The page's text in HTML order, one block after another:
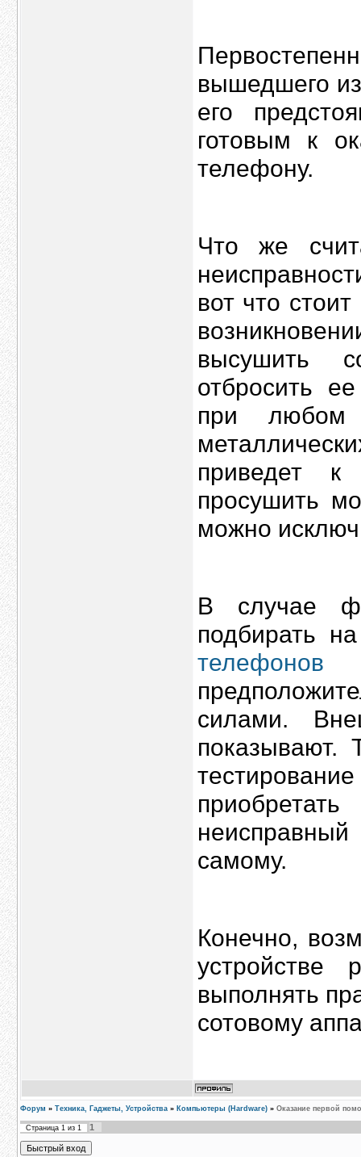
вышедшего
его
готовым к
телефону.
Что же
вот что
высушить
отбросить
при любом
приведет
просушить
можно
В случае
подбирать
телефонов
силами.
показывают.
самому.
Конечно,
устройстве
выполнять
сотовому
Форум » Техника, Гаджеты, Устройства » Компьютеры (Hardware) » Оказание первой
Страница 1 из 1 1